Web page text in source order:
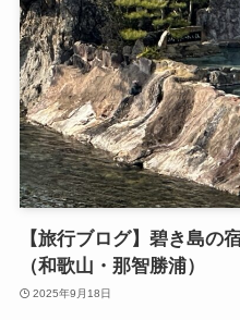
【旅行ブログ】碧き島の
（和歌山・那智勝浦）
2025年9月18日